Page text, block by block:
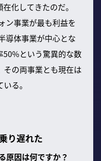
化してきたのだ。
ン事業が最も利益を
導体事業が中心とな
50%という驚異的な数
その両事業とも現在は
る。
り遅れた
原因は何ですか？